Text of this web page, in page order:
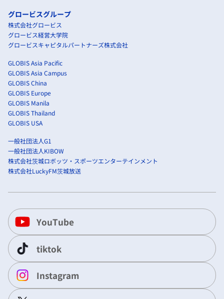
グロービスグループ
株式会社グロービス
グロービス経営大学院
グロービスキャピタルパートナーズ株式会社
GLOBIS Asia Pacific
GLOBIS Asia Campus
GLOBIS China
GLOBIS Europe
GLOBIS Manila
GLOBIS Thailand
GLOBIS USA
一般社団法人G1
一般社団法人KIBOW
株式会社茨城ロボッツ・スポーツエンターテインメント
株式会社LuckyFM茨城放送
YouTube
tiktok
Instagram